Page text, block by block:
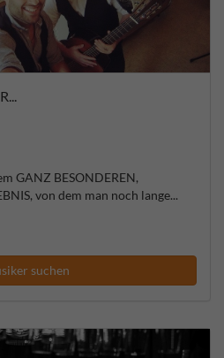
GANZ BESONDEREN,
von dem man noch lange...
suchen